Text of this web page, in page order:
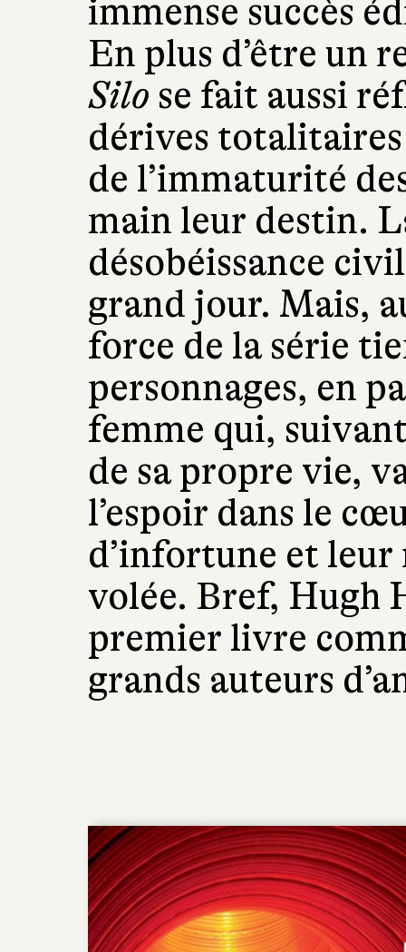
immense succès
En plus d’être un
Silo se fait aussi
dérives totalitaires
de l’immaturité
main leur destin.
désobéissance
grand jour. Mais,
force de la série
personnages, en
femme qui,
de sa propre vie,
l’espoir dans le
d’infortune et
volée. Bref, Hugh
premier livre
grands auteurs